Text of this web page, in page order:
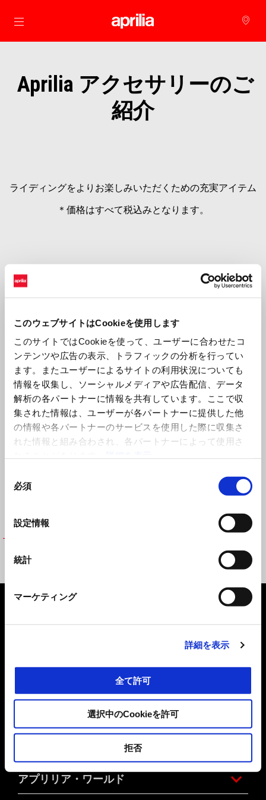
このウェブサイトはCookieを使用します
このサイトではCookieを使って、ユーザーに合わせたコ
ンテンツや広告の表示、トラフィックの分析を行ってい
ます。またユーザーによるサイトの利用状況についても
情報を収集し、ソーシャルメディアや広告配信、データ
解析の各パートナーに情報を共有しています。ここで収
集された情報は、ユーザーが各パートナーに提供した他
の情報や各パートナーのサービスを使用した際に収集さ
れた情報と組み合わされ、各パートナーによって使用さ
必須
設定情報
統計
マーケティング
詳細を表示
全て許可
選択中のCookieを許可
拒否
メインコンテンツへ
Aprilia アクセサリーのご
紹介
ライディングをよりお楽しみいただくための充実アイテム
＊価格はすべて税込みとなります。
ソート基準：
¥ 21,599
フッター
キャンペーン
アクセサリー
アプリリア・ワールド